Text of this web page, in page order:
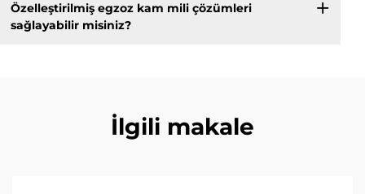
Özelleştirilmiş egzoz kam mili çözümleri
sağlayabilir misiniz?
İlgili makale